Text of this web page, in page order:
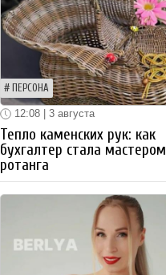
ПЕРСОНА
12:08 | 3 августа
Тепло каменских рук: как
бухгалтер стала мастером
ротанга